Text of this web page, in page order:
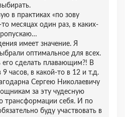
в практиках «по зову
месяцах один раз, в каких-
имеет значение. Я
оптимальное для всех.
сделать плавающим?! В
9 часов, в какой-то в 12 и т.д.
Сергею Николаевичу
за эту чудесную
трансформации себя. И по
буду участвовать в